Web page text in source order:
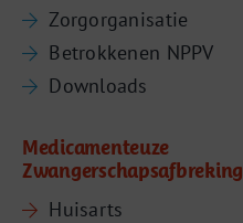
Zorgorganisatie
Betrokkenen NPPV
Downloads
Medicamenteuze
Zwangerschapsafbreking
Huisarts